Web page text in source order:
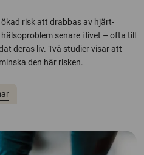
risk att drabbas av hjärt-
senare i livet – ofta till
deras liv. Två studier visar att
den här risken.